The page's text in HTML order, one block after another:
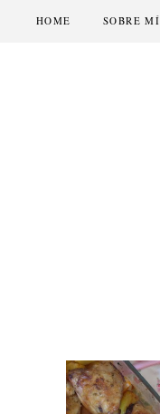
HOME SOBRE MÍ